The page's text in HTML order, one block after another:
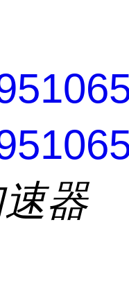
器